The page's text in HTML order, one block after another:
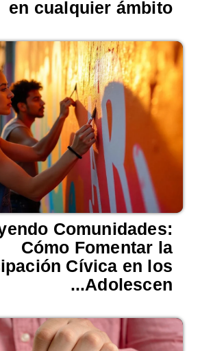
en cualquier ámbito
Comunidades:
Cómo Fomentar la
Cívica en los
Adolescen...